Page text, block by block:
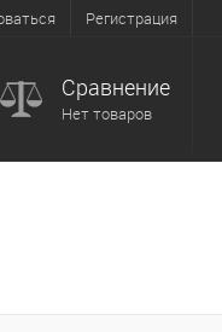
Регистрация
Сравнение
Нет товаров